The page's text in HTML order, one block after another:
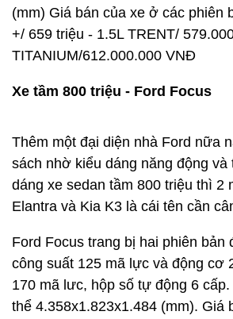
(mm) Giá bán của xe ở các phiên
+/ 659 triệu - 1.5L TRENT/
TITANIUM/612.000.000 VNĐ
Xe tầm 800 triệu - Ford Focus
Thêm một đại diện nhà Ford nữa
sách nhờ kiểu dáng năng động
dáng xe sedan tầm 800 triệu thì 2
Elantra và Kia K3 là cái tên cần
Ford Focus trang bị hai phiên bản
công suất 125 mã lực và động cơ
170 mã lưc, hộp số tự động 6
thể 4.358x1.823x1.484 (mm). Giá